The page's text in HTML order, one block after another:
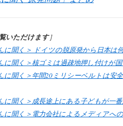
いただけます］
に聞く＞ ドイツの脱原発から日本は
に聞く＞核ゴミは過疎地押し付けが
に聞く＞年間20ミリシーベルトは安
に聞く＞成長途上にある子どもが一
に聞く＞電力会社によるメディアへ